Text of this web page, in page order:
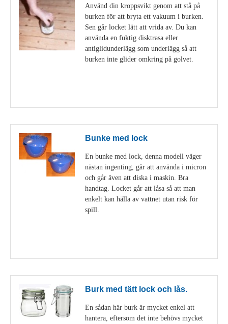
Använd din kroppsvikt genom att stå på
burken för att bryta ett vakuum i burken.
Sen går locket lätt att vrida av. Du kan
använda en fuktig disktrasa eller
antiglidunderlägg som underlägg så att
burken inte glider omkring på golvet.
Bunke med lock
En bunke med lock, denna modell väger
nästan ingenting, går att använda i micron
och går även att diska i maskin. Bra
handtag. Locket går att låsa så att man
enkelt kan hälla av vattnet utan risk för
spill.
Burk med tätt lock och lås.
En sådan här burk är mycket enkel att
hantera, eftersom det inte behövs mycket